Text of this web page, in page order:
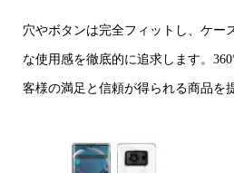
穴やボタンは完全フィットし、ケー
な使用感を徹底的に追求します。
客様の満足と信頼が得られる商品を